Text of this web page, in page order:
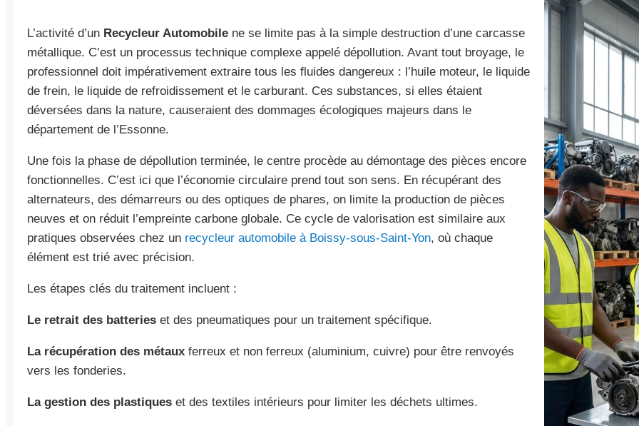
L’activité d’un Recycleur Automobile ne se limite pas à la simple destruction d’une carcasse
métallique. C’est un processus technique complexe appelé dépollution. Avant tout broyage, le
professionnel doit impérativement extraire tous les fluides dangereux : l’huile moteur, le liquide
de frein, le liquide de refroidissement et le carburant. Ces substances, si elles étaient
déversées dans la nature, causeraient des dommages écologiques majeurs dans le
département de l’Essonne.
Une fois la phase de dépollution terminée, le centre procède au démontage des pièces encore
fonctionnelles. C’est ici que l’économie circulaire prend tout son sens. En récupérant des
alternateurs, des démarreurs ou des optiques de phares, on limite la production de pièces
neuves et on réduit l’empreinte carbone globale. Ce cycle de valorisation est similaire aux
pratiques observées chez un recycleur automobile à Boissy-sous-Saint-Yon, où chaque
élément est trié avec précision.
Les étapes clés du traitement incluent :
Le retrait des batteries et des pneumatiques pour un traitement spécifique.
La récupération des métaux ferreux et non ferreux (aluminium, cuivre) pour être renvoyés
vers les fonderies.
La gestion des plastiques et des textiles intérieurs pour limiter les déchets ultimes.